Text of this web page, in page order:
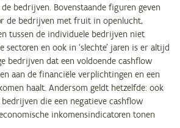
bedrijven. Bovenstaande figuren geven
de bedrijven met fruit in openlucht,
tussen de individuele bedrijven niet
sectoren en ook in ‘slechte’ jaren is er altijd
bedrijven dat een voldoende cashflow
aan de financiële verplichtingen en een
haalt. Andersom geldt hetzelfde: ook
bedrijven die een negatieve cashflow
inkomensindicatoren tonen